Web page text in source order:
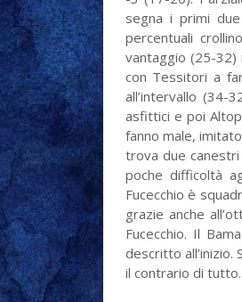
segna i primi
percentuali
vantaggio (25-32)
con Tessitori a
all’intervallo (34-
asfittici e poi
fanno male,
trova due
poche difficoltà
Fucecchio è
grazie anche
Fucecchio. Il
descritto
il contrario di tutto.